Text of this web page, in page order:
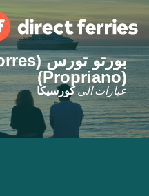
البلدان
تذاكر العبّارة
(Propriano)
عبارات الىكورسيكا